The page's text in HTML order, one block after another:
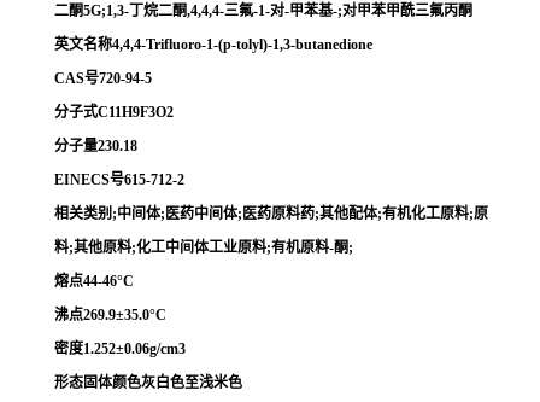
二酮5G;1,3-丁烷二酮,4,4,4-三氟-1-对-甲苯基-;对甲苯甲酰三氟丙酮
英文名称4,4,4-Trifluoro-1-(p-tolyl)-1,3-butanedione
CAS号720-94-5
分子式C11H9F3O2
分子量230.18
EINECS号615-712-2
相关类别;中间体;医药中间体;医药原料药;其他配体;有机化工原料;原
料;其他原料;化工中间体工业原料;有机原料-酮;
熔点44-46°C
沸点269.9±35.0°C
密度1.252±0.06g/cm3
形态固体颜色灰白色至浅米色